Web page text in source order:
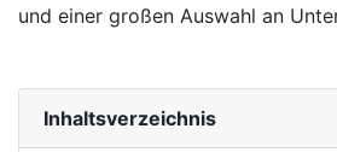
und einer großen Auswahl an
Inhaltsverzeichnis